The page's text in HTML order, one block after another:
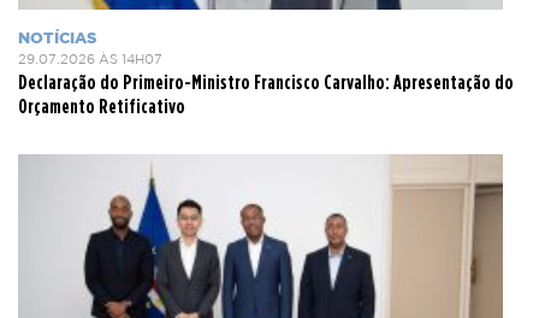
NOTÍCIAS
29.07.2026 ÀS 14H07
Declaração do Primeiro-Ministro Francisco Carvalho: Apresentação do
Orçamento Retificativo